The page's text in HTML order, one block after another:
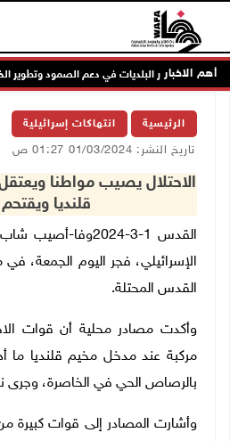
أهم الاخبار
على دور البلديات في دعم الصمود وتطوير
الرئيسية انتهاكات إسرائيلية
تاريخ النشر: 01/03/2024 01:27 ص
الاحتلال يصيب مواطنا
قلنديا
القدس 1-3-
الإسرائيلي، فجر اليوم الجمعة،
القدس المحتلة.
وأكدت مصادر محلية أن قوات
مركبة عند مدخل مخيم قلنديا ما
بالرصاص الحي في الخاصرة، وجرى
وأشارت المصادر إلى قوات كبيرة